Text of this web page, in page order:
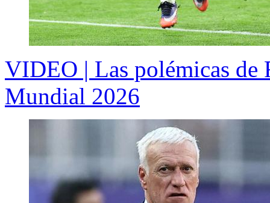
VIDEO | Las polémicas de
Mundial 2026